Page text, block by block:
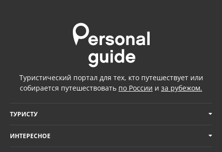
Туристический портал для тех, кто путешествует или
собирается путешествовать по России и за рубежом.
ТУРИСТУ
ИНТЕРЕСНОЕ